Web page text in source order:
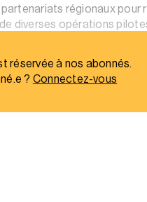
régionaux pour
diverses opérations
infestés de termites ?
réservée à nos abonnés.
? Connectez-vous